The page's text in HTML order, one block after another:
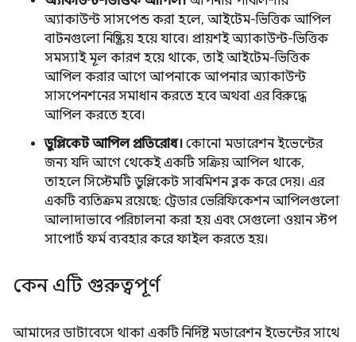
অ্যাকাউন্ট সাসপেন্ড করা হলে, আইটেম-ভিত্তিক আপিল
বাটনগুলো নিষ্ক্রিয় হয়ে যাবে। প্রায়শই অ্যাকাউন্ট-ভিত্তিক
সমস্যাই মূল কারণ হয়ে থাকে, তাই আইটেম-ভিত্তিক
আপিল করার আগে আপনাকে আপনার অ্যাকাউন্ট
সাসপেনশনের সমাধান করতে হবে অথবা এর বিরুদ্ধে
আপিল করতে হবে।
ডুপ্লিকেট আপিল প্রতিরোধ। কোনো মডারেশন ইভেন্টের
জন্য যদি আগে থেকেই একটি সক্রিয় আপিল থাকে,
তাহলে সিস্টেমটি ডুপ্লিকেট সাবমিশন ব্লক করে দেয়। এর
একটি ব্যতিক্রম রয়েছে: ট্রেডার ভেরিফিকেশন আপিলগুলো
আলাদাভাবে পরিচালনা করা হয় এবং সেগুলো ওয়ান স্টপ
সাপোর্ট ফর্ম ব্যবহার করে ফাইল করতে হয়।
কেন এটি গুরুত্বপূর্ণ
আমাদের ডাটাবেসে থাকা একটি নির্দিষ্ট মডারেশন ইভেন্টের সাথে